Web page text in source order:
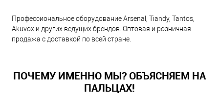
Профессиональное оборудование Arsenal, Tiandy, Tantos,
Akuvox и других ведущих брендов. Оптовая и розничная
продажа с доставкой по всей стране.
ПОЧЕМУ ИМЕННО МЫ? ОБЪЯСНЯЕМ НА
ПАЛЬЦАХ!